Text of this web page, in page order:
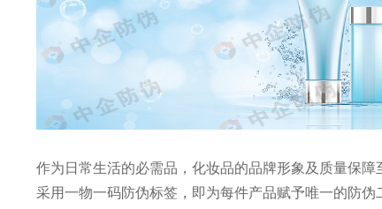
作为日常生活的必需品，化妆品的品牌形象及质量保
采用一物一码防伪标签，即为每件产品赋予唯一的防